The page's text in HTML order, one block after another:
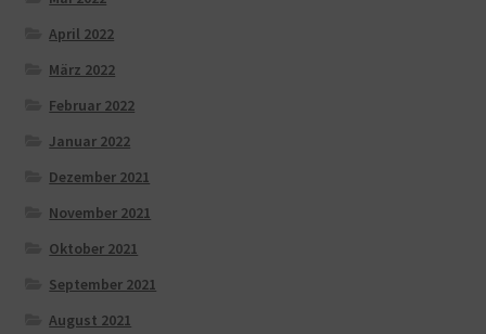
April 2022
März 2022
Februar 2022
Januar 2022
Dezember 2021
November 2021
Oktober 2021
September 2021
August 2021